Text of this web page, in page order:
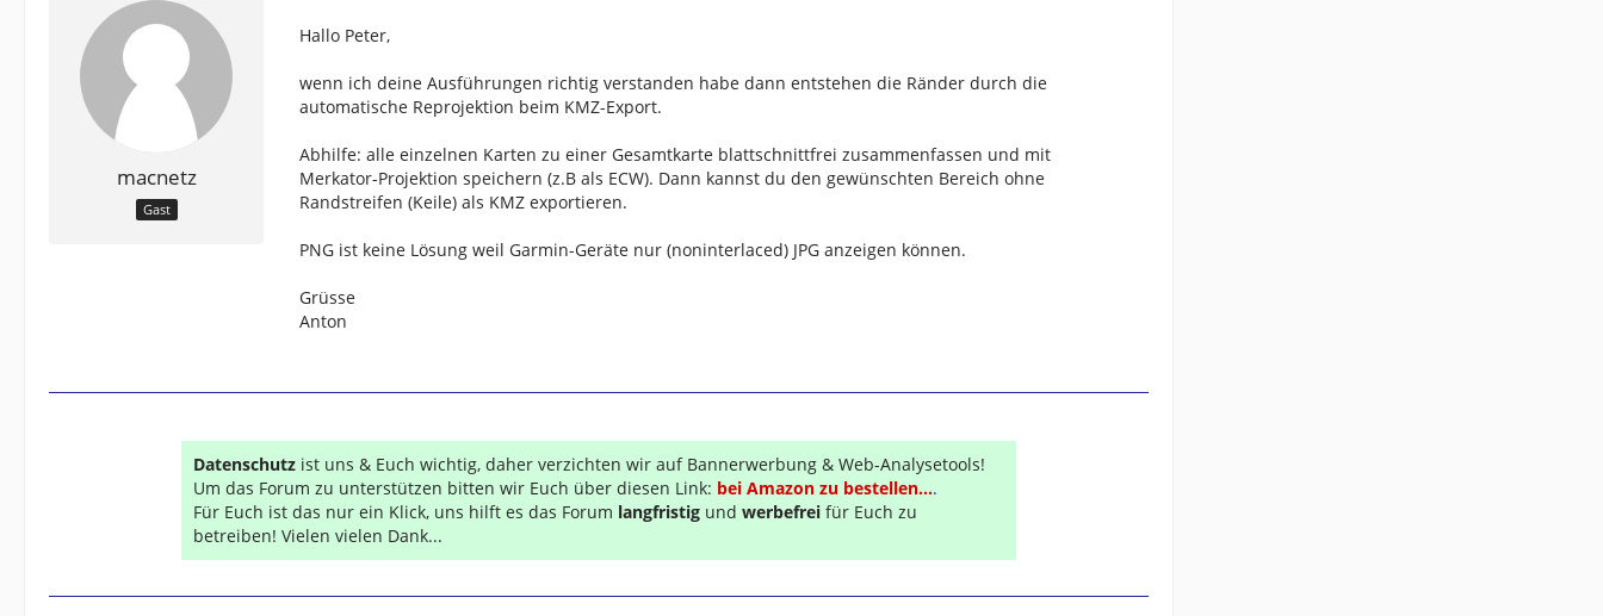
macnetz
Gast
Hallo Peter,
wenn ich deine Ausführungen richtig verstanden habe dann entstehen die Ränder durch die
automatische Reprojektion beim KMZ-Export.
Abhilfe: alle einzelnen Karten zu einer Gesamtkarte blattschnittfrei zusammenfassen und mit
Merkator-Projektion speichern (z.B als ECW). Dann kannst du den gewünschten Bereich ohne
Randstreifen (Keile) als KMZ exportieren.
PNG ist keine Lösung weil Garmin-Geräte nur (noninterlaced) JPG anzeigen können.
Grüsse
Anton
Datenschutz ist uns & Euch wichtig, daher verzichten wir auf Bannerwerbung & Web-Analysetools!
Um das Forum zu unterstützen bitten wir Euch über diesen Link: bei Amazon zu bestellen....
Für Euch ist das nur ein Klick, uns hilft es das Forum langfristig und werbefrei für Euch zu
betreiben! Vielen vielen Dank...